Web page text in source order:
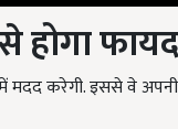
होगा
मदद करेगी. इससे वे